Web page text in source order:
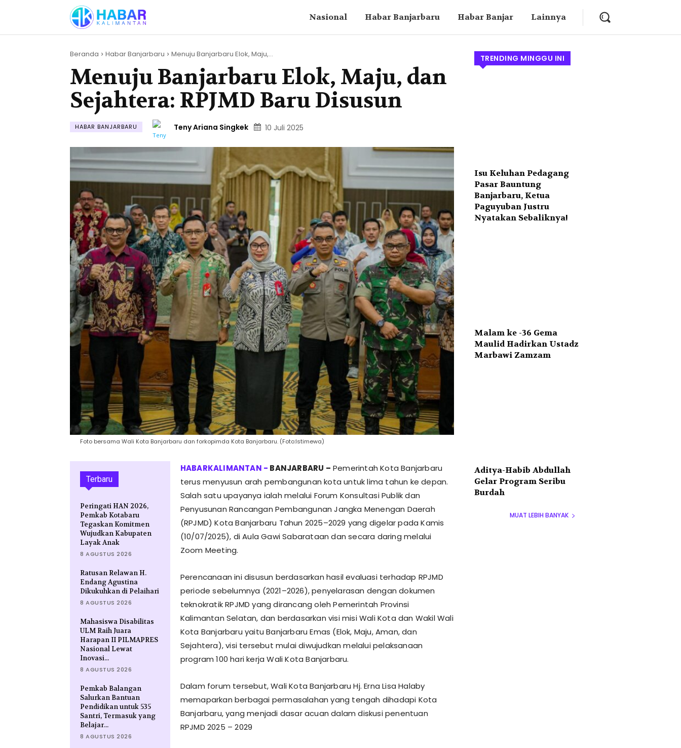
Nasional Habar Banjarbaru Habar Banjar Lainnya
Beranda Habar Banjarbaru Menuju Banjarbaru Elok, Maju,...
Menuju Banjarbaru Elok, Maju, dan
Sejahtera: RPJMD Baru Disusun
HABAR BANJARBARU Teny Ariana Singkek 10 Juli 2025
Foto bersama Wali Kota Banjarbaru dan forkopimda Kota Banjarbaru. (Foto:Istimewa)
Terbaru
Peringati HAN 2026,
Pemkab Kotabaru
Tegaskan Komitmen
Wujudkan Kabupaten
Layak Anak
8 AGUSTUS 2026
Ratusan Relawan H.
Endang Agustina
Dikukuhkan di Pelaihari
8 AGUSTUS 2026
Mahasiswa Disabilitas
ULM Raih Juara
Harapan II PILMAPRES
Nasional Lewat
Inovasi...
8 AGUSTUS 2026
Pemkab Balangan
Salurkan Bantuan
Pendidikan untuk 535
Santri, Termasuk yang
Belajar...
8 AGUSTUS 2026
BANJARBARU – Pemerintah Kota Banjarbaru
terus menyusun arah pembangunan kota untuk lima tahun ke depan.
Salah satu upayanya ialah melalui Forum Konsultasi Publik dan
Penyusunan Rancangan Pembangunan Jangka Menengan Daerah
(RPJMD) Kota Banjarbaru Tahun 2025–2029 yang digelar pada Kamis
(10/07/2025), di Aula Gawi Sabarataan dan secara daring melalui
Zoom Meeting.
Perencanaan ini disusun berdasarkan hasil evaluasi terhadap RPJMD
periode sebelumnya (2021–2026), penyelarasan dengan dokumen
teknokratik RPJMD yang dirancang oleh Pemerintah Provinsi
Kalimantan Selatan, dan berdasarkan visi misi Wali Kota dan Wakil Wali
Kota Banjarbaru yaitu Banjarbaru Emas (Elok, Maju, Aman, dan
Sejahtera), visi tersebut mulai diwujudkan melalui pelaksanaan
program 100 hari kerja Wali Kota Banjarbaru.
Dalam forum tersebut, Wali Kota Banjarbaru Hj. Erna Lisa Halaby
memaparkan berbagai permasalahan yang tengah dihadapi Kota
Banjarbaru, yang menjadi dasar acuan dalam diskusi penentuan
RPJMD 2025 – 2029
TRENDING MINGGU INI
Isu Keluhan Pedagang
Pasar Bauntung
Banjarbaru, Ketua
Paguyuban Justru
Nyatakan Sebaliknya!
Malam ke -36 Gema
Maulid Hadirkan Ustadz
Marbawi Zamzam
Aditya-Habib Abdullah
Gelar Program Seribu
Burdah
MUAT LEBIH BANYAK